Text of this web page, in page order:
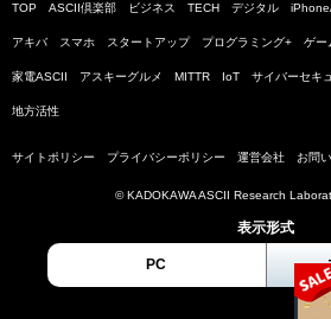
TOP ASCII倶楽部 ビジネス TECH デジタル
アキバ スマホ スタートアップ プログラミング+ ゲー
家電ASCII アスキーグルメ MITTR IoT サイバーセキ
地方活性
サイトポリシー プライバシーポリシー 運営会社 お問
© KADOKAWA ASCII Research
表示形式
PC